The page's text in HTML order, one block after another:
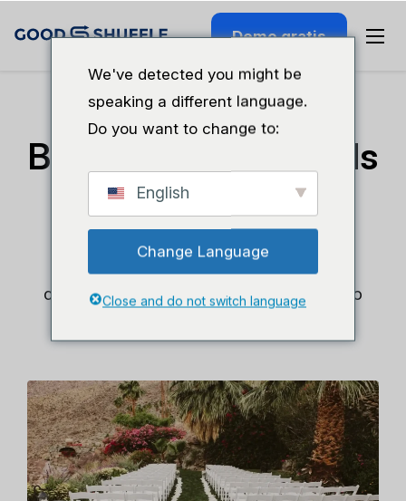
Demo gratis
Bristow Party Rentals
Una empresa familiar de alquiler se veía
contratar más personal. Goodshuffle Pro lo
We've detected you might be
speaking a different language.
Do you want to change to:
English
Change Language
Close and do not switch language